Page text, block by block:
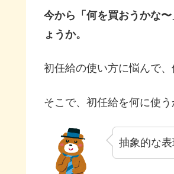
今から「何を買おうかな
ょうか。
初任給の使い方に悩んで
そこで、初任給を何に使
抽象的な表